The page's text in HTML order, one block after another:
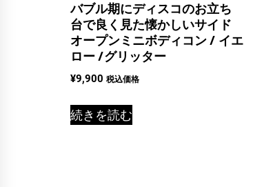
バブル期にディスコのお立ち
台で良く見た懐かしいサイド
オープンミニボディコン / イエ
ロー /グリッター
¥9,900 税込価格
続きを読む